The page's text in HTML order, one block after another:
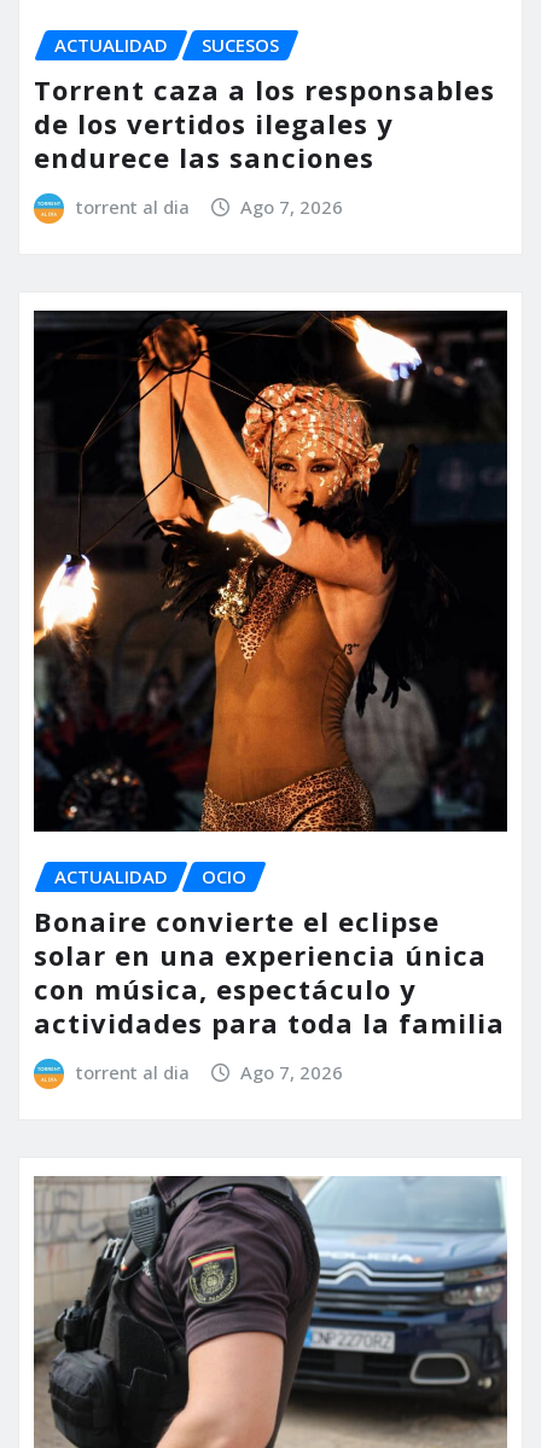
ACTUALIDAD SUCESOS
Torrent caza a los responsables
de los vertidos ilegales y
endurece las sanciones
torrent al dia Ago 7, 2026
ACTUALIDAD OCIO
Bonaire convierte el eclipse
solar en una experiencia única
con música, espectáculo y
actividades para toda la familia
torrent al dia Ago 7, 2026